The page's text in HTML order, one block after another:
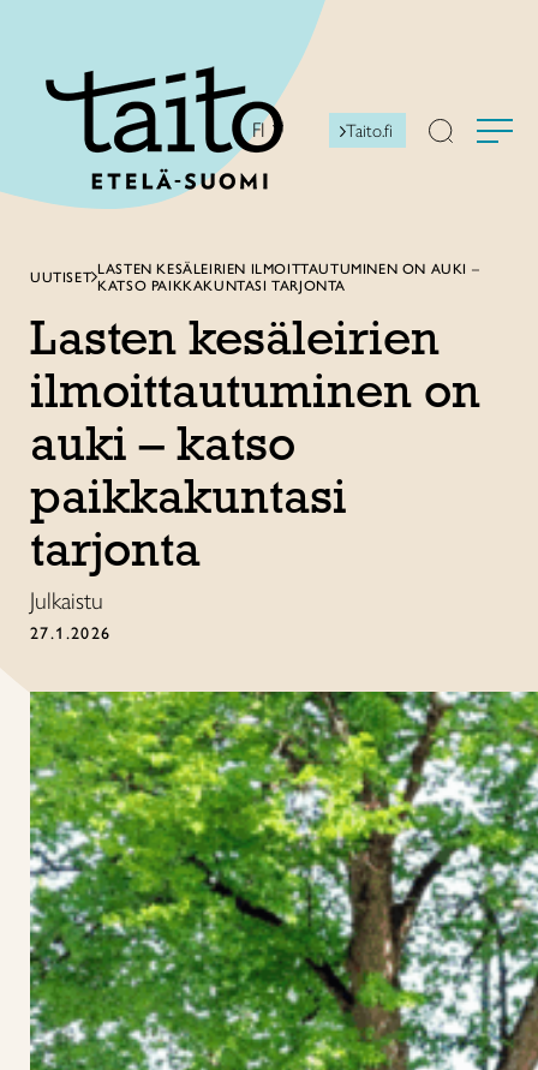
FI Taito.fi
UUTISET LASTEN KESÄLEIRIEN ILMOITTAUTUMINEN ON AUKI –
KATSO PAIKKAKUNTASI TARJONTA
Lasten kesäleirien
ilmoittautuminen on
auki – katso
paikkakuntasi
tarjonta
Julkaistu
27.1.2026